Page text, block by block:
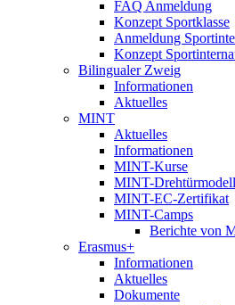
FAQ Anmeldung
Konzept Sportklasse
Anmeldung
Konzept
Bilingualer Zweig
Informationen
Aktuelles
MINT
Aktuelles
Informationen
MINT-Kurse
MINT-Drehtürmodell
MINT-EC-Zertifikat
MINT-Camps
Berichte von
Erasmus+
Informationen
Aktuelles
Dokumente